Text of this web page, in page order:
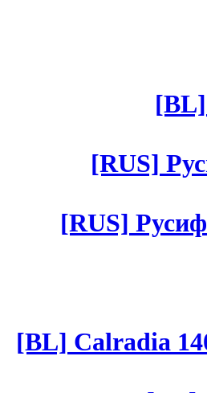
[BL]
[RUS]
[RUS]
[BL] Calradia